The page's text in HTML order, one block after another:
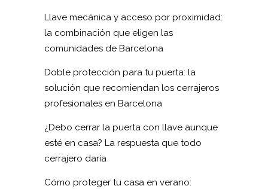
Llave mecánica y acceso por proximidad:
la combinación que eligen las
comunidades de Barcelona
Doble protección para tu puerta: la
solución que recomiendan los cerrajeros
profesionales en Barcelona
¿Debo cerrar la puerta con llave aunque
esté en casa? La respuesta que todo
cerrajero daría
Cómo proteger tu casa en verano: